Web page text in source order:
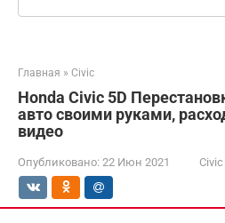
Главная » Civic
Honda Civic 5D
авто своими руками,
видео
Опубликовано: 22 Июн 2021 Civic